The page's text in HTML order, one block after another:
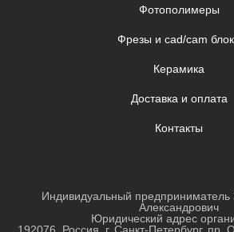
Фотополимеры
Фрезы и cad/cam
Керамика
Доставка и оплата
Контакты
Индивидуальный предприниматель
Александрович
Юридический адрес